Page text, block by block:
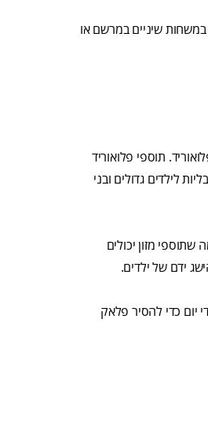
במשחות שיניים במרשם או
תוספי פלואוריד
ובטבליות לילדים גדולים ובני
מזון יכולים
ידם של ילדים.
יום כדי להסיר פלאק